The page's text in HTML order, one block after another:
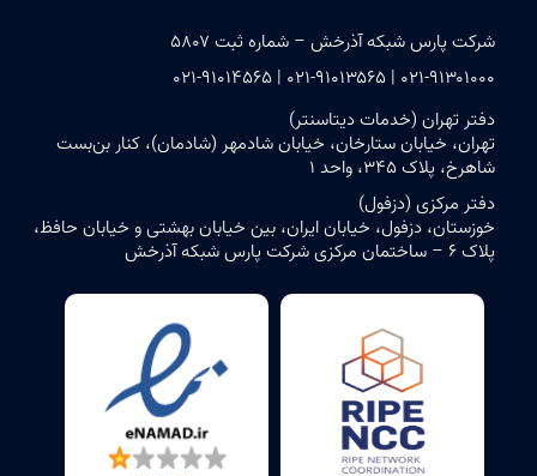
شرکت پارس شبکه آذرخش – شماره ثبت ۵۸۰۷
۰۲۱-۹۱۳۰۱۰۰۰ | ۰۲۱-۹۱۰۱۳۵۶۵ | ۰۲۱-۹۱۰۱۴۵۶۵
دفتر تهران (خدمات دیتاسنتر)
تهران، خیابان ستارخان، خیابان شادمهر (شادمان)، کنار بن‌بست
شاهرخ، پلاک ۳۴۵، واحد ۱
دفتر مرکزی (دزفول)
خوزستان، دزفول، خیابان ایران، بین خیابان بهشتی و خیابان حافظ،
پلاک ۶ – ساختمان مرکزی شرکت پارس شبکه آذرخش